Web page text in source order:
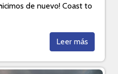
de nuevo! Coast to
Leer más